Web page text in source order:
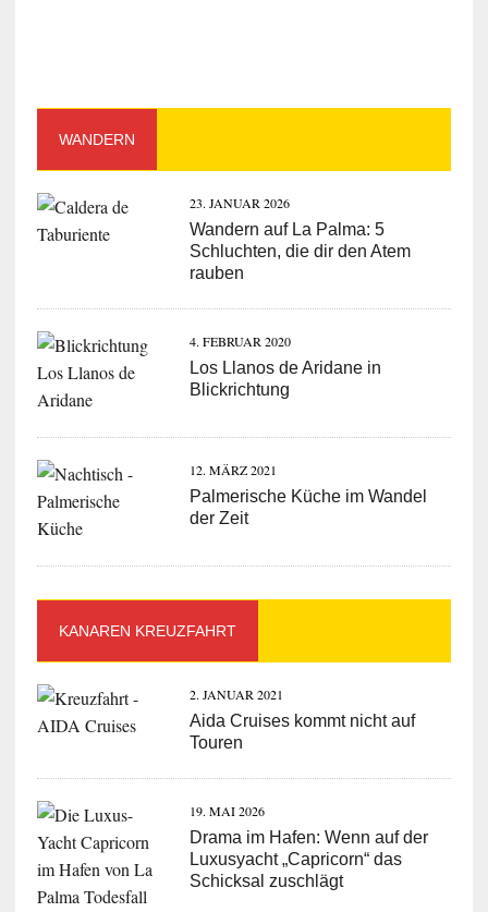
WANDERN
23. JANUAR 2026
Wandern auf La Palma: 5
Schluchten, die dir den Atem
rauben
4. FEBRUAR 2020
Los Llanos de Aridane in
Blickrichtung
12. MÄRZ 2021
Palmerische Küche im Wandel
der Zeit
KANAREN KREUZFAHRT
2. JANUAR 2021
Aida Cruises kommt nicht auf
Touren
19. MAI 2026
Drama im Hafen: Wenn auf der
Luxusyacht „Capricorn“ das
Schicksal zuschlägt